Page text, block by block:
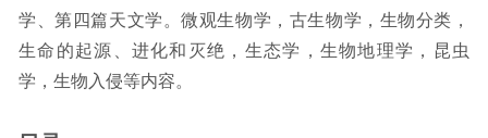
学、第四篇天文学。微观生物学，古生物学，生物分类，
生命的起源、进化和灭绝，生态学，生物地理学，昆虫
学，生物入侵等内容。